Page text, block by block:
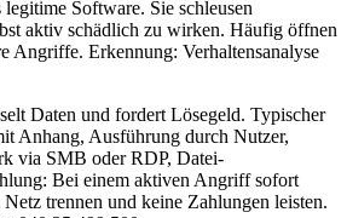
legitime Software. Sie schleusen
aktiv schädlich zu wirken. Häufig öffnen
Angriffe. Erkennung: Verhaltensanalyse
Daten und fordert Lösegeld. Typischer
Anhang, Ausführung durch Nutzer,
via SMB oder RDP, Datei-
Bei einem aktiven Angriff sofort
trennen und keine Zahlungen leisten.